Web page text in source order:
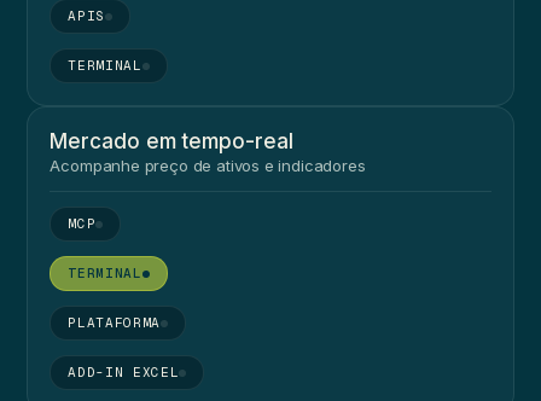
●
●
Mercado em tempo-real
Acompanhe preço de ativos e indicadores
●
●
●
●